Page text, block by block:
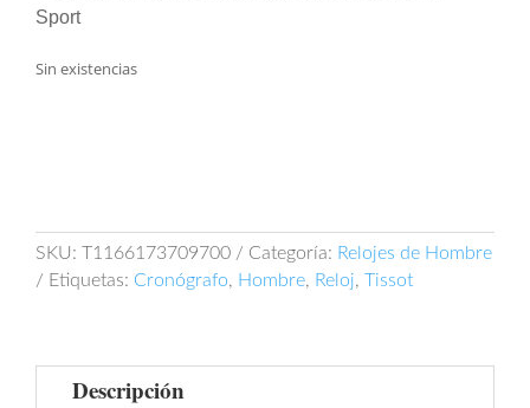
Sport
Sin existencias
SKU: T1166173709700 Categoría: Relojes de Hombre
Etiquetas: Cronógrafo, Hombre, Reloj, Tissot
Descripción